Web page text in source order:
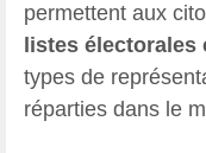
permettent aux
listes
types de
réparties dans le